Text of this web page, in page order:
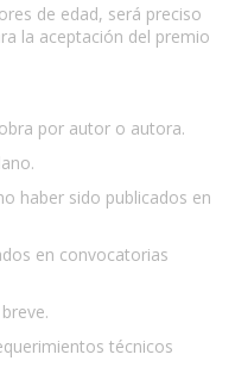
de edad, será preciso
la aceptación del premio
por autor o autora.
haber sido publicados en
en convocatorias
técnicos